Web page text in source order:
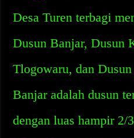
Desa Turen terbagi
Dusun Banjar, Dusun
Tlogowaru, dan
Banjar adalah dusun
dengan luas hampir 2/